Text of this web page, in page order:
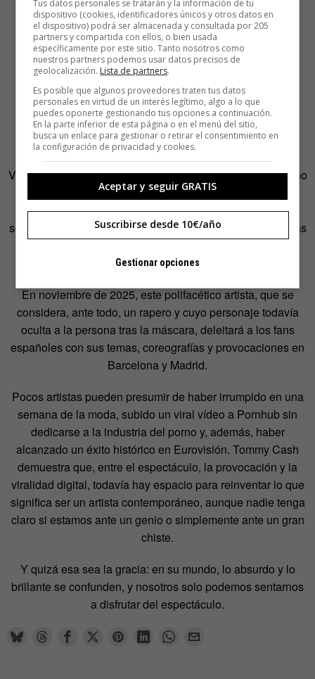
Volviendo a su más reciente acción, Espresso Macchiato
no
solo llevó a Tommy Cash a Eurovisión 2025, sino que se
convirtió en un tsunami de memes ychallengesen redes
sociales, y uno de los temas más pegadizos en las cabezas
excéntrica y paródica letra italiana.
En noviembre de 2025, este polifacético artista, que se
considera, ante todo, un rapero y cuyo personaje todavía
oculta a la persona tras la máscara, deleitará a los fans
españoles con sus temas, coreografías y provocaciones en
Barcelona y Madrid.
Pocos artistas pueden presumir de haber irrumpido en una
semana de la moda, subido un viral vídeo a Pornhub sin
dedicarse a la industria del porno y, además, haber
alcanzado un éxito histórico en Eurovisión. Tommy Cash
demuestra que, entre el espectáculo, la provocación y la
viralidad digital, todavía hay espacio para reinventar lo que
significa ser un artista contemporáneo, aunque nadie tenga
claro si estamos ante un genio o simplemente ante un gran
chiste.
Y quizá esa sea la gracia: en su mundo, lo absurdo y lo
brillante se confunden, y nosotros solo podemos sentarnos
a disfrutar del espectáculo.
Tus datos personales se tratarán y la información de tu
dispositivo (cookies, identificadores únicos y otros datos en
el dispositivo) podrá ser almacenada y consultada por 205
partners y compartida con ellos, o bien usada
específicamente por este sitio. Tanto nosotros como
nuestros partners podemos usar datos precisos de
geolocalización. Lista de partners.
Es posible que algunos proveedores traten tus datos
personales en virtud de un interés legítimo, algo a lo que
puedes oponerte gestionando tus opciones a continuación.
En la parte inferior de esta página o en el menú del sitio,
busca un enlace para gestionar o retirar el consentimiento en
la configuración de privacidad y cookies.
Aceptar y seguir GRATIS
Suscribirse desde 10€/año
Gestionar opciones